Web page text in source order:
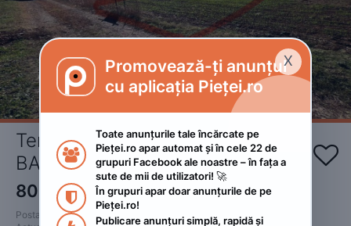
Teren intravilan 5400 mp in
BAICOI Prahova

80 000€
• Negociabil
Postat
2026. aprilie 4.
X
Promovează-ți anunțul
cu aplicația Pieței.ro

Toate anunțurile tale încărcate pe
Pieței.ro apar automat și în cele 22 de
grupuri Facebook ale noastre – în fața a
sute de mii de utilizatori! 🚀

În grupuri apar doar anunțurile de pe
Pieței.ro!
Publicare anunțuri simplă, rapidă și